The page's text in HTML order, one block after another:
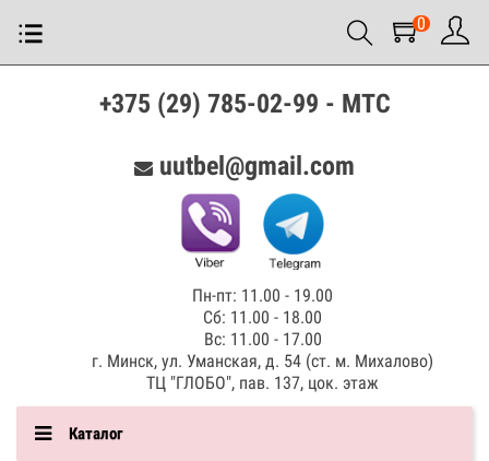
0
+375 (29) 785-02-99 - МТС
uutbel@gmail.com
Пн-пт: 11.00 - 19.00
Сб: 11.00 - 18.00
Вс: 11.00 - 17.00
г. Минск, ул. Уманская, д. 54 (ст. м. Михалово)
ТЦ "ГЛОБО", пав. 137, цок. этаж
Каталог